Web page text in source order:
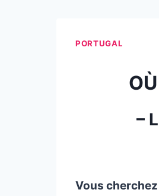
PORTUGAL
–
Vous